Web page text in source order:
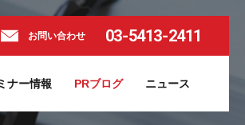
ナー情報 PRブログ ニュース
お問い合わせ 03-5413-2411